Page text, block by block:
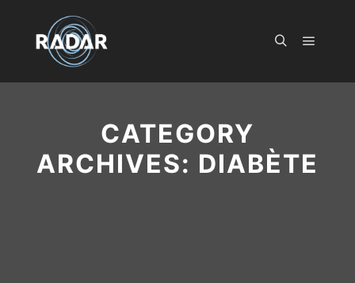
CATEGORY
ARCHIVES: DIABÈTE